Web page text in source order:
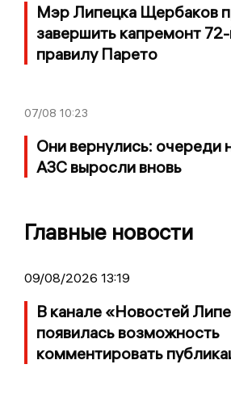
Мэр Липецка Щербаков
завершить капремонт
правилу Парето
07/08 10:23
Они вернулись: очереди
АЗС выросли вновь
Главные новости
09/08/2026 13:19
В канале «Новостей
появилась возможность
комментировать